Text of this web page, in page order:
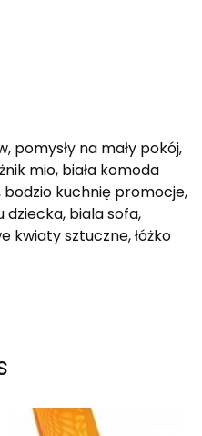
pomysły na mały pokój,
mio, biała komoda
bodzio kuchnię promocje,
biala sofa,
kwiaty sztuczne, łóżko